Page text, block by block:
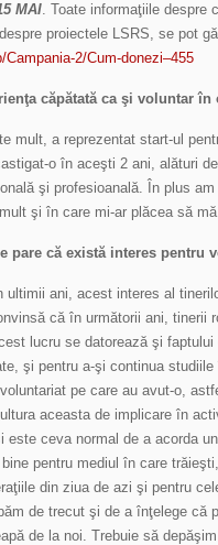
MAI. Toate informaţiile despre
proiectele LSRS, se pot
Campania-2/Cum-donezi–455
căpătată ca şi voluntar
mult, a reprezentat start-ul
o în aceşti 2 ani, alături
şi profesioanală. În plus
şi în care mi-ar plăcea să
pare că există interes
ultimii ani, acest interes al
că în următorii ani,
lucru se datorează şi
şi pentru a-şi continua
pe care au avut-o,
aceasta de implicare în
este ceva normal de a acorda
pentru mediul în care
din ziua de azi şi pentru
de trecut şi de a înţelege că
de la noi. Trebuie să